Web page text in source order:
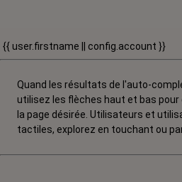
{{ user.firstname || config.account }}
Quand les résultats de l'auto-
utilisez les flèches haut et bas pour
la page désirée. Utilisateurs et
tactiles, explorez en touchant ou